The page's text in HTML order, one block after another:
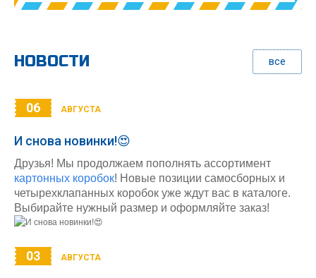
НОВОСТИ все
06 АВГУСТА
И снова новинки!😍
Друзья! Мы продолжаем пополнять ассортимент
картонных коробок! Новые позиции самосборных и
четырехклапанных коробок уже ждут вас в каталоге.
Выбирайте нужный размер и оформляйте заказ!
03 АВГУСТА